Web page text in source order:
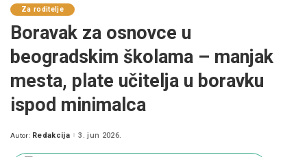
Za roditelje
Boravak za osnovce u
beogradskim školama – manjak
mesta, plate učitelja u boravku
ispod minimalca
Posted
Autor: Redakcija 3. jun 2026.